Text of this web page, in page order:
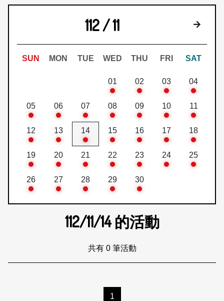
112 / 11 下個月
SUN MON TUE WED THU FRI SAT
01 02 03 04
05 06 07 08 09 10 11
12 13 14 15 16 17 18
19 20 21 22 23 24 25
26 27 28 29 30
112/11/14的活動
共有 0 筆活動
1